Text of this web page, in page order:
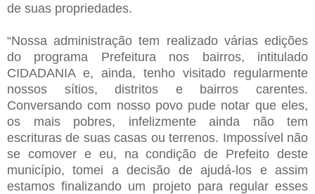
de suas propriedades.
“Nossa administração tem realizado várias edições
do programa Prefeitura nos bairros, intitulado
CIDADANIA e, ainda, tenho visitado regularmente
nossos sítios, distritos e bairros carentes.
Conversando com nosso povo pude notar que eles,
os mais pobres, infelizmente ainda não tem
escrituras de suas casas ou terrenos. Impossível não
se comover e eu, na condição de Prefeito deste
município, tomei a decisão de ajudá-los e assim
estamos finalizando um projeto para regular esses